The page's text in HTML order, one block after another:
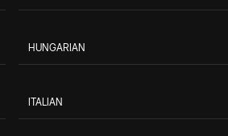
HUNGARIAN
ITALIAN